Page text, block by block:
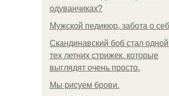
одуванчиках?
Мужской педикюр, забота о
Скандинавский боб стал
тех летних стрижек, которые
выглядят очень просто.
Мы рисуем брови.